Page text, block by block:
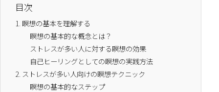
目次
1. 瞑想の基本を理解する
瞑想の基本的な概念とは？
ストレスが多い人に対する瞑想の効果
自己ヒーリングとしての瞑想の実践方法
2. ストレスが多い人向けの瞑想テクニック
瞑想の基本的なステップ